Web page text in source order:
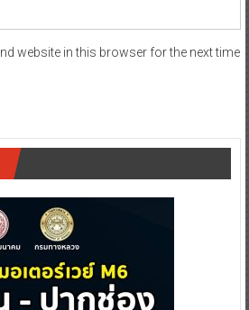
website in this browser for the next time